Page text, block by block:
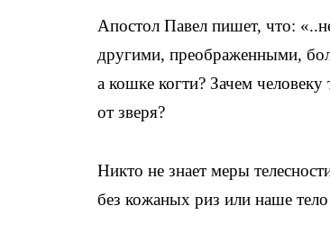
Апостол Павел пишет,​ что:
другими, преображенными,
а кошке когти? Зачем
от зверя?
Никто не знает меры
без кожаных риз или наше